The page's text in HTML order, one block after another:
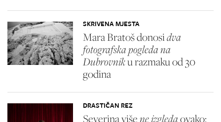
SKRIVENA MJESTA
Mara Bratoš donosidva
fotografska pogleda na
Dubrovniku razmaku od 30
godina
DRASTIČAN REZ
Severina višene izgledaovako: